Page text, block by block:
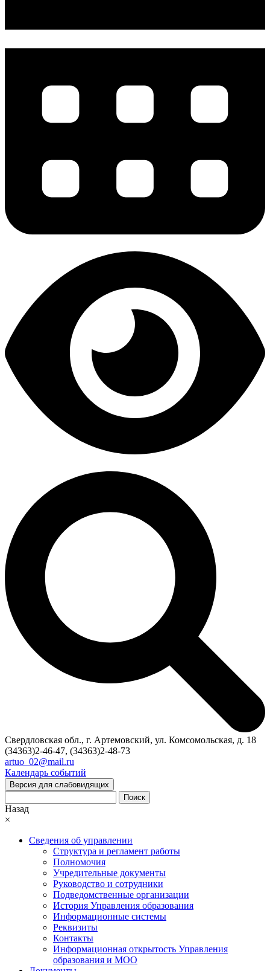
Свердловская обл., г. Артемовский, ул. Комсомольская, д. 18
(34363)2-46-47, (34363)2-48-73
artuo_02@mail.ru
Календарь событий
Версия для слабовидящих
Поиск
Назад
×
Сведения об управлении
Структура и регламент работы
Полномочия
Учредительные документы
Руководство и сотрудники
Подведомственные организации
История Управления образования
Информационные системы
Реквизиты
Контакты
Информационная открытость Управления
образования и МОО